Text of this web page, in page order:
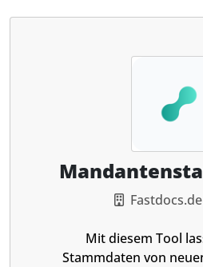
Mit diesem Tool
Stammdaten von